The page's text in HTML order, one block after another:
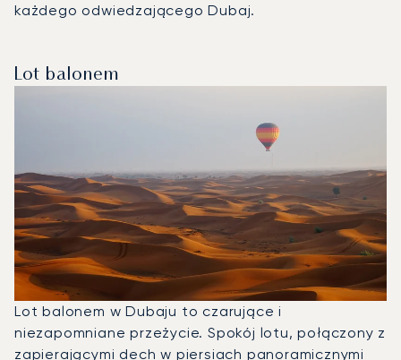
każdego odwiedzającego Dubaj.
Lot balonem
Lot balonem w Dubaju to czarujące i
niezapomniane przeżycie. Spokój lotu, połączony z
zapierającymi dech w piersiach panoramicznymi